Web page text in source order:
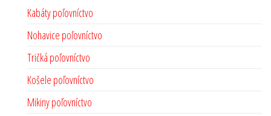
Kabáty poľovníctvo
Nohavice poľovníctvo
Tričká poľovníctvo
Košele poľovníctvo
Mikiny poľovníctvo